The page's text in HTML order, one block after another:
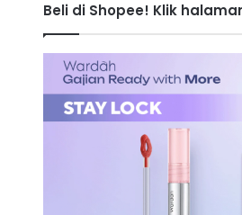
Beli di Shopee! Klik